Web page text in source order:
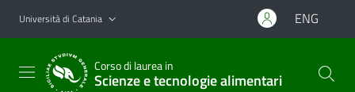
Vai al contenuto principale
Vai al menu di navigazione
Università di Catania ENG
Corso di laurea in
Scienze e tecnologie alimentari